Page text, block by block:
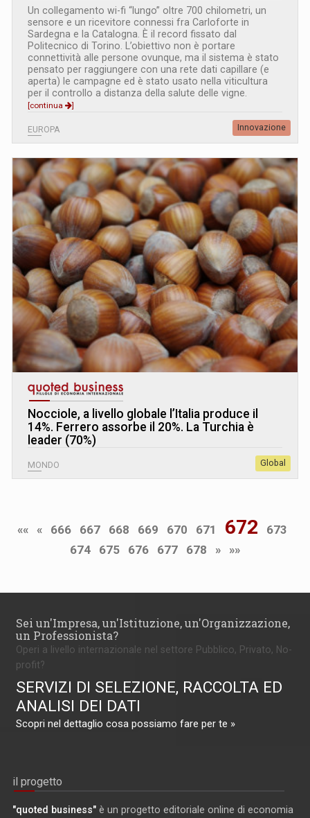
Un collegamento wi-fi “lungo” oltre 700 chilometri, un
sensore e un ricevitore connessi fra Carloforte in
Sardegna e la Catalogna. È il record fissato dal
Politecnico di Torino. L’obiettivo non è portare
connettività alle persone ovunque, ma il sistema è stato
pensato per raggiungere con una rete dati capillare (e
aperta) le campagne ed è stato usato nella viticultura
per il controllo a distanza della salute delle vigne.
[continua ]
EUROPA Innovazione
Nocciole, a livello globale l’Italia produce il
14%. Ferrero assorbe il 20%. La Turchia è
leader (70%)
MONDO Global
«« « 666 667 668 669 670 671 672
673
674
675 676 677 678 » »»
Sei un'Impresa, un'Istituzione, un'Organizzazione,
un Professionista?
Operi a livello internazionale nel settore Pubblico, Privato, No-
profit?
SERVIZI DI SELEZIONE, RACCOLTA ED
ANALISI DEI DATI
Scopri nel dettaglio cosa possiamo fare per te »
il progetto
"quoted business" è un progetto editoriale online di economia